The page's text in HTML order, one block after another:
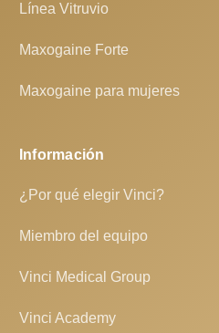
Línea Vitruvio
Maxogaine Forte
Maxogaine para mujeres
Información
¿Por qué elegir Vinci?
Miembro del equipo
Vinci Medical Group
Vinci Academy